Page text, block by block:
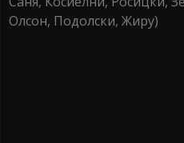
Олсон, Подолски, Жиру)